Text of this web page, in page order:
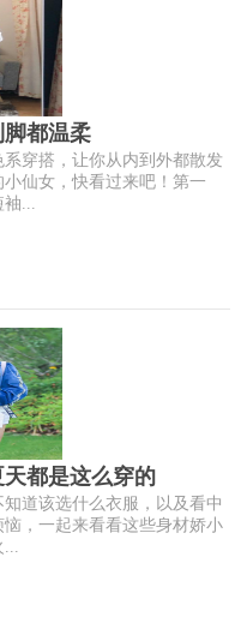
都温柔
穿搭，让你从内到外都散发
仙女，快看过来吧！第一
...
都是这么穿的
道该选什么衣服，以及看中
，一起来看看这些身材娇小